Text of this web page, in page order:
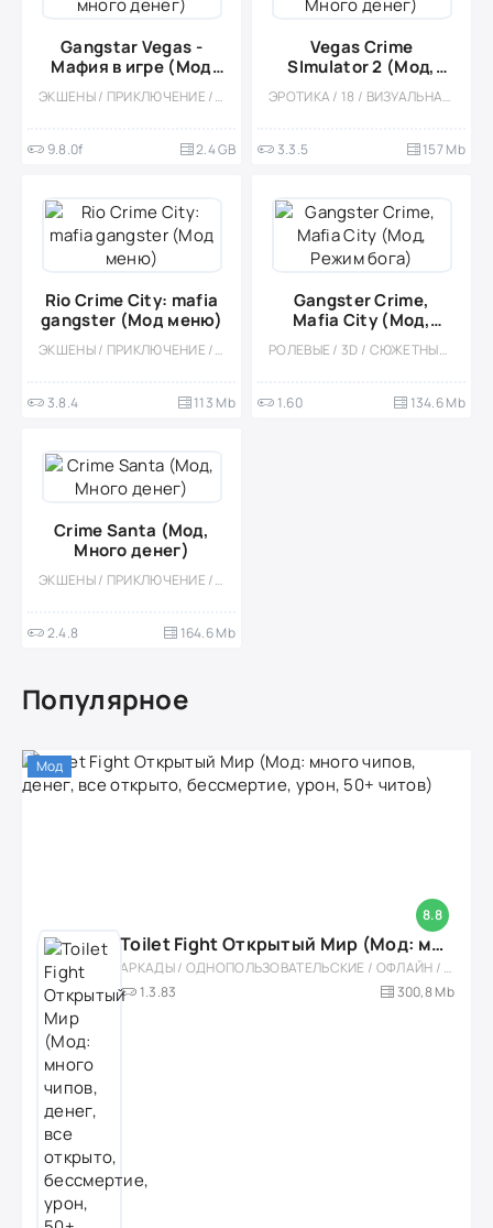
Gangstar Vegas -
Мафия в игре (Мод
много денег)
ЭКШЕНЫ / ПРИКЛЮЧЕНИЕ / КАЗУАЛЬНЫЕ / ОДНОПОЛЬЗОВАТЕЛЬСКИЕ / ОФЛАЙН / СТИЛИЗАЦИЯ / РОЛЕВЫЕ / МОД / 3D / ОТКРЫТЫЙ МИР / БОЛЬШАЯ / ВСТРОЕННЫЙ КЕШ
9.8.0f 2.4 GB
Vegas Crime
SImulator 2 (Мод,
Много денег)
ЭРОТИКА / 18 / ВИЗУАЛЬНАЯ НОВЕЛЛА / КАЗУАЛЬНЫЕ / СТИЛИЗАЦИЯ / ОДНОПОЛЬЗОВАТЕЛЬСКИЕ / 3D / ОТКРЫТЫЙ МИР / ВСТРОЕННЫЙ КЕШ / МОД
3.3.5 157 Mb
Rio Crime City: mafia
gangster (Мод меню)
ЭКШЕНЫ / ПРИКЛЮЧЕНИЕ / КАЗУАЛЬНЫЕ / ОДНОПОЛЬЗОВАТЕЛЬСКИЕ / СТИЛИЗАЦИЯ / ОФЛАЙН / ОТКРЫТЫЙ МИР / МОД / ВСТРОЕННЫЙ КЕШ / 3D
3.8.4 113 Mb
Gangster Crime,
Mafia City (Мод,
Режим бога)
РОЛЕВЫЕ / 3D / СЮЖЕТНЫЕ ИГРЫ / ОТКРЫТЫЙ МИР / ЭКШЕНЫ / ВСТРОЕННЫЙ КЕШ
1.60 134.6 Mb
Crime Santa (Мод,
Много денег)
ЭКШЕНЫ / ПРИКЛЮЧЕНИЕ / КАЗУАЛЬНЫЕ / ОДНОПОЛЬЗОВАТЕЛЬСКИЕ / СТИЛИЗАЦИЯ / ОФЛАЙН / ОТКРЫТЫЙ МИР / ПЕСОЧНИЦЫ / ВСТРОЕННЫЙ КЕШ / МОД / 3D
2.4.8 164.6 Mb
Популярное
8.8
Мод
Toilet Fight Открытый Мир (Мод: много чипов, денег, все открыто, бессмертие, урон, 50+ читов)
АРКАДЫ / ОДНОПОЛЬЗОВАТЕЛЬСКИЕ / ОФЛАЙН / МОД / РОЛЕВЫЕ / ШУТЕРЫ / ОТКРЫТЫЙ МИР / ВСТРОЕННЫЙ КЕШ / 3D / ЭКШЕНЫ / ТУАЛЕТНЫЕ ВОЙНЫ / ДЛЯ ДЕТЕЙ
1.3.83
300,8 Mb